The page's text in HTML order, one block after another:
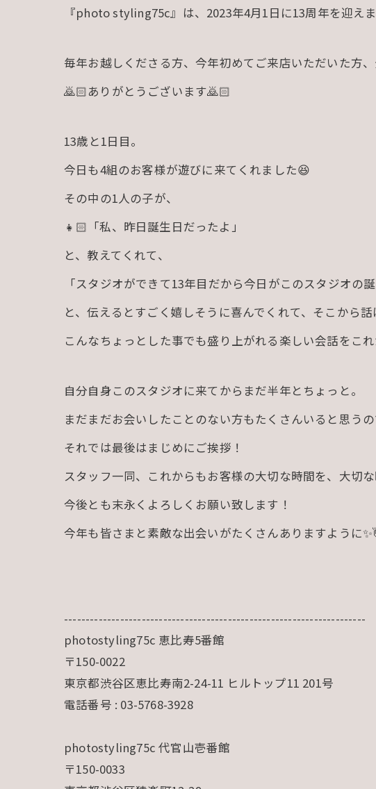
『photo styling75c』は、2023年4月1日に13周年を迎え
毎年お越しくださる方、今年初めてご来店いただいた方
🙇🏻ありがとうございます🙇🏻
13歳と1日目。
今日も4組のお客様が遊びに来てくれました😆
その中の1人の子が、
👧🏻「私、昨日誕生日だったよ」
と、教えてくれて、
「スタジオができて13年目だから今日がこのスタジオの誕
と、伝えるとすごく嬉しそうに喜んでくれて、そこから
こんなちょっとした事でも盛り上がれる楽しい会話をこ
自分自身このスタジオに来てからまだ半年とちょっと。
まだまだお会いしたことのない方もたくさんいると思う
それでは最後はまじめにご挨拶！
スタッフ一同、これからもお客様の大切な時間を、大切
今後とも末永くよろしくお願い致します！
今年も皆さまと素敵な出会いがたくさんありますように
----------------------------------------------------------------------
photostyling75c 恵比寿5番館
〒150-0022
東京都渋谷区恵比寿南2-24-11 ヒルトップ11 201号
電話番号 : 03-5768-3928
photostyling75c 代官山壱番館
〒150-0033